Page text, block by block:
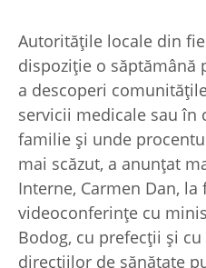
Autorităţile locale din
dispoziţie o săptămână
a descoperi
servicii medicale sau în
familie şi unde
mai scăzut, a anunţat
Interne, Carmen Dan,
videoconferinţe cu
Bodog, cu prefecţii şi
direcţiilor de sănătate